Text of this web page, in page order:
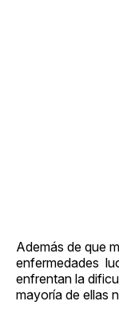
Además de que
enfermedades
enfrentan la
mayoría de ellas